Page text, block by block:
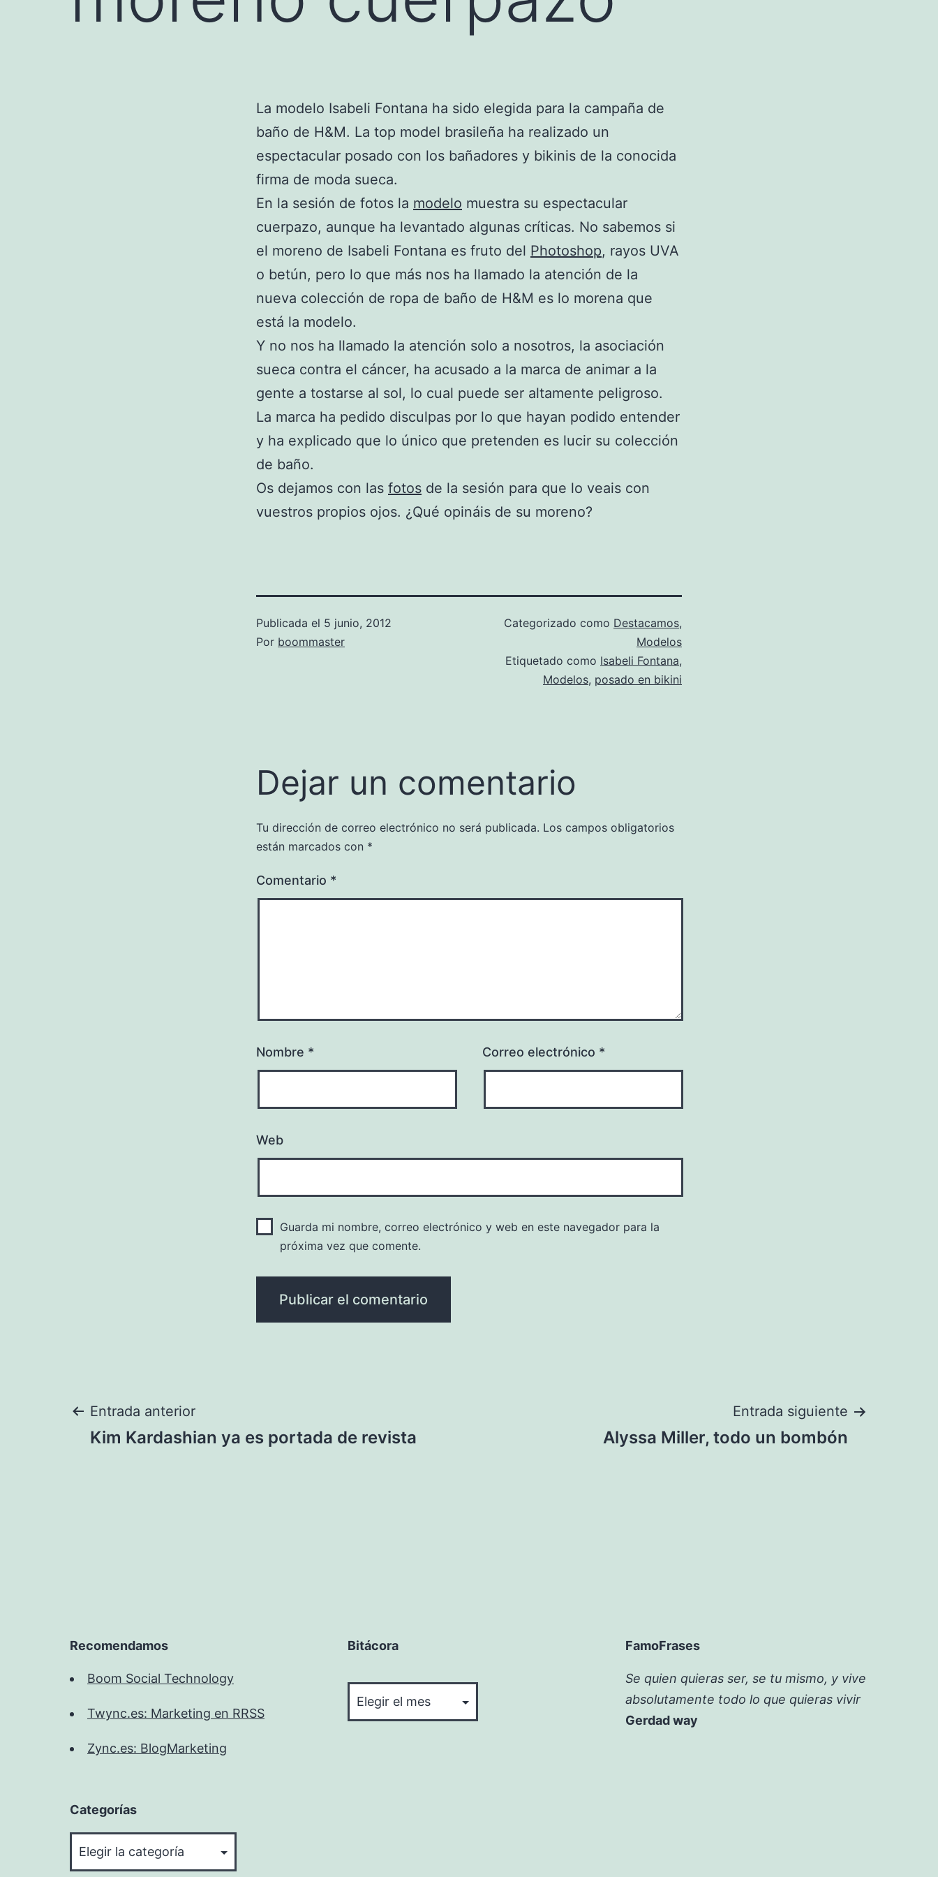
La modelo Isabeli Fontana ha sido elegida para la campaña de
baño de H&M. La top model brasileña ha realizado un
espectacular posado con los bañadores y bikinis de la conocida
firma de moda sueca.
En la sesión de fotos la modelo muestra su espectacular
cuerpazo, aunque ha levantado algunas críticas. No sabemos si
el moreno de Isabeli Fontana es fruto del Photoshop, rayos UVA
o betún, pero lo que más nos ha llamado la atención de la
nueva colección de ropa de baño de H&M es lo morena que
está la modelo.
Y no nos ha llamado la atención solo a nosotros, la asociación
sueca contra el cáncer, ha acusado a la marca de animar a la
gente a tostarse al sol, lo cual puede ser altamente peligroso.
La marca ha pedido disculpas por lo que hayan podido entender
y ha explicado que lo único que pretenden es lucir su colección
de baño.
Os dejamos con las fotos de la sesión para que lo veais con
vuestros propios ojos. ¿Qué opináis de su moreno?
Publicada el 5 junio, 2012
Por boommaster
Categorizado como Destacamos,
Modelos
Etiquetado como Isabeli Fontana,
Modelos, posado en bikini
Dejar un comentario
Tu dirección de correo electrónico no será publicada. Los campos obligatorios
están marcados con *
Comentario *
Nombre * Correo electrónico *
Web
Guarda mi nombre, correo electrónico y web en este navegador para la
próxima vez que comente.
Navegación
Entrada anterior
Kim Kardashian ya es portada de revista
Entrada siguiente
Alyssa Miller, todo un bombón
Recomendamos
Boom Social Technology
Twync.es: Marketing en RRSS
Zync.es: BlogMarketing
Bitácora FamoFrases
Se quien quieras ser, se tu mismo, y vive
absolutamente todo lo que quieras vivir
Gerdad way
Categorías